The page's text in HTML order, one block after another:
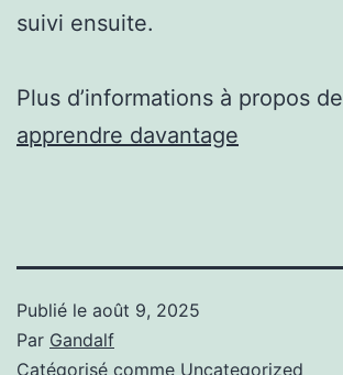
suivi ensuite.
Plus d’informations à propos de
apprendre davantage
Publié le août 9, 2025
Par Gandalf
Catégorisé comme Uncategorized